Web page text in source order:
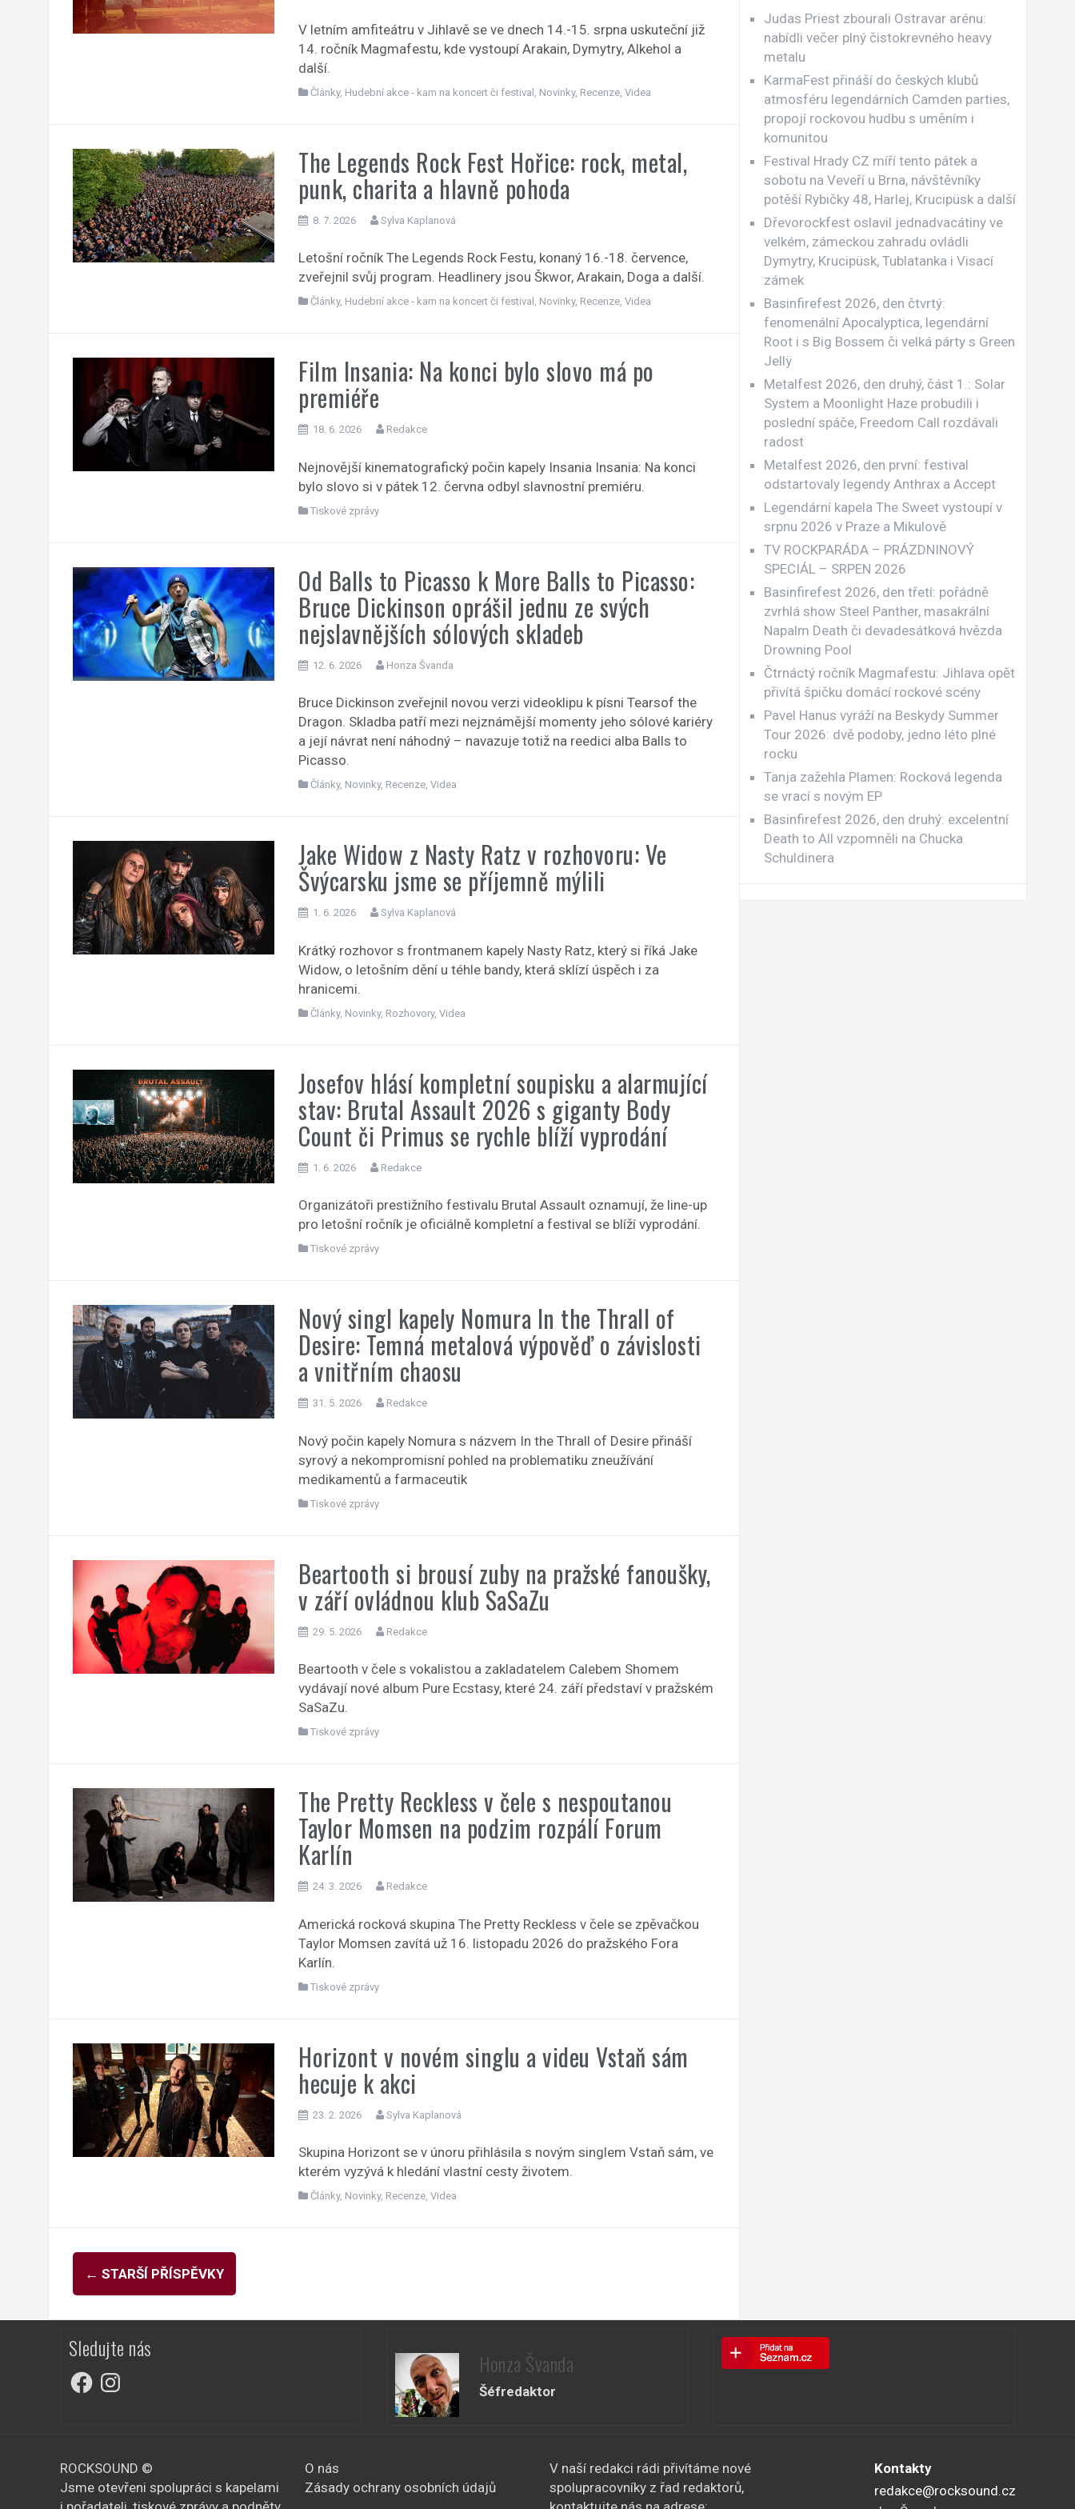
V letním amfiteátru v Jihlavě se ve dnech 14.-15. srpna uskuteční již
14. ročník Magmafestu, kde vystoupí Arakain, Dymytry, Alkehol a
další.
Články, Hudební akce - kam na koncert či festival Novinky, Recenze ,Videa
The Legends Rock Fest Hořice: rock, metal,
punk, charita a hlavně pohoda
8. 7. 2026 Sylva Kaplanová
Letošní ročník The Legends Rock Festu, konaný 16.-18. července,
zveřejnil svůj program. Headlinery jsou Škwor, Arakain, Doga a další.
Články, Hudební akce - kam na koncert či festival , Novinky, Recenze,Videa
Film Insania: Na konci bylo slovo má po
premiéře
18. 6. 2026 Redakce
Nejnovější kinematografický počin kapely Insania Insania: Na konci
bylo slovo si v pátek 12. června odbyl slavnostní premiéru.
Tiskové zprávy
Od Balls to Picasso k More Balls to Picasso:
Bruce Dickinson oprášil jednu ze svých
nejslavnějších sólových skladeb
12. 6. 2026 Honza Švanda
Bruce Dickinson zveřejnil novou verzi videoklipu k písni Tearsof the
Dragon. Skladba patří mezi nejznámější momenty jeho sólové kariéry
a její návrat není náhodný – navazuje totiž na reedici alba Balls to
Picasso.
Články, Novinky, Recenze,Videa
Jake Widow z Nasty Ratz v rozhovoru: Ve
Švýcarsku jsme se příjemně mýlili
1. 6. 2026 Sylva Kaplanová
Krátký rozhovor s frontmanem kapely Nasty Ratz, který si říká Jake
Widow, o letošním dění u téhle bandy, která sklízí úspěch i za
hranicemi.
Články, Novinky, Rozhovory,Videa
Josefov hlásí kompletní soupisku a alarmující
stav: Brutal Assault 2026 s giganty Body
Count či Primus se rychle blíží vyprodání
1. 6. 2026 Redakce
Organizátoři prestižního festivalu Brutal Assault oznamují, že line-up
pro letošní ročník je oficiálně kompletní a festival se blíží vyprodání.
Tiskové zprávy
Nový singl kapely Nomura In the Thrall of
Desire: Temná metalová výpověď o závislosti
a vnitřním chaosu
31. 5. 2026 Redakce
Nový počin kapely Nomura s názvem In the Thrall of Desire přináší
syrový a nekompromisní pohled na problematiku zneužívání
medikamentů a farmaceutik
Tiskové zprávy
Beartooth si brousí zuby na pražské fanoušky,
v září ovládnou klub SaSaZu
29. 5. 2026 Redakce
Beartooth v čele s vokalistou a zakladatelem Calebem Shomem
vydávají nové album Pure Ecstasy, které 24. září představí v pražském
SaSaZu.
Tiskové zprávy
The Pretty Reckless v čele s nespoutanou
Taylor Momsen na podzim rozpálí Forum
Karlín
24. 3. 2026 Redakce
Americká rocková skupina The Pretty Reckless v čele se zpěvačkou
Taylor Momsen zavítá už 16. listopadu 2026 do pražského Fora
Karlín.
Tiskové zprávy
Horizont v novém singlu a videu Vstaň sám
hecuje k akci
23. 2. 2026 Sylva Kaplanová
Skupina Horizont se v únoru přihlásila s novým singlem Vstaň sám, ve
kterém vyzývá k hledání vlastní cesty životem.
Články, Novinky, Recenze,Videa
Navigace
pro
příspěvky
← STARŠÍ PŘÍSPĚVKY
Judas Priest zbourali Ostravar arénu:
nabídli večer plný čistokrevného heavy
metalu
KarmaFest přináší do českých klubů
atmosféru legendárních Camden parties,
propojí rockovou hudbu s uměním i
komunitou
Festival Hrady CZ míří tento pátek a
sobotu na Veveří u Brna, návštěvníky
potěší Rybičky 48, Harlej, Krucipüsk a další
Dřevorockfest oslavil jednadvacátiny ve
velkém, zámeckou zahradu ovládli
Dymytry, Krucipüsk, Tublatanka i Visací
zámek
Basinfirefest 2026, den čtvrtý:
fenomenální Apocalyptica, legendární
Root i s Big Bossem či velká párty s Green
Jellÿ
Metalfest 2026, den druhý, část 1.: Solar
System a Moonlight Haze probudili i
poslední spáče, Freedom Call rozdávali
radost
Metalfest 2026, den první: festival
odstartovaly legendy Anthrax a Accept
Legendární kapela The Sweet vystoupí v
srpnu 2026 v Praze a Mikulově
TV ROCKPARÁDA – PRÁZDNINOVÝ
SPECIÁL – SRPEN 2026
Basinfirefest 2026, den třetí: pořádně
zvrhlá show Steel Panther, masakrální
Napalm Death či devadesátková hvězda
Drowning Pool
Čtrnáctý ročník Magmafestu: Jihlava opět
přivítá špičku domácí rockové scény
Pavel Hanus vyráží na Beskydy Summer
Tour 2026: dvě podoby, jedno léto plné
rocku
Tanja zažehla Plamen: Rocková legenda
se vrací s novým EP
Basinfirefest 2026, den druhý: excelentní
Death to All vzpomněli na Chucka
Schuldinera
Sledujte nás
FacebookInstagram Honza Švanda
Šéfredaktor
ROCKSOUND ©
Jsme otevřeni spolupráci s kapelami
O nás
Zásady ochrany osobních údajů
V naší redakci rádi přivítáme nové
spolupracovníky z řad redaktorů,
Kontakty
redakce@rocksound.cz